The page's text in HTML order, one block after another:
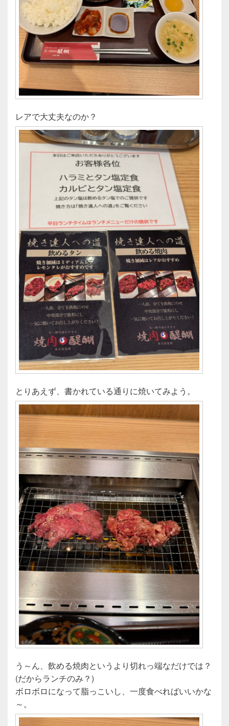
レアで大丈夫なのか？
とりあえず、書かれている通りに焼いてみよう。
う～ん、飲める焼肉というより切れっ端なだけでは？
(だからランチのみ？)
ボロボロになって脂っこいし、一度食べればいいかな
～。